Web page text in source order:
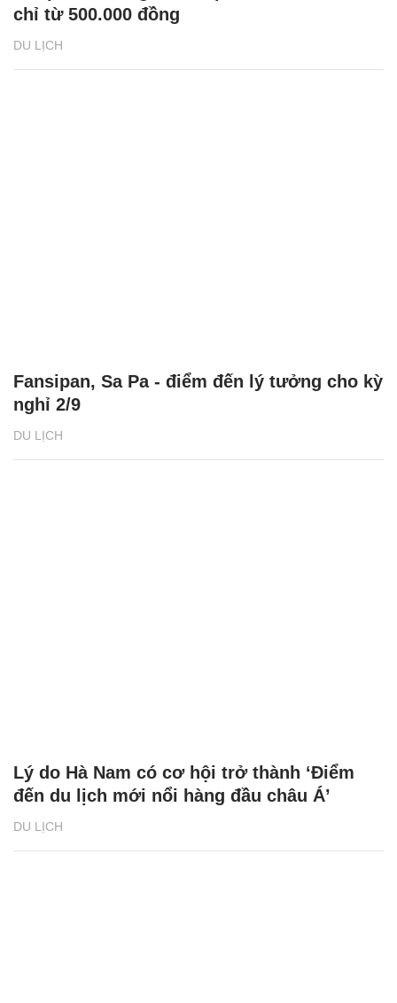
DU LỊCH
chỉ từ 500.000 đồng
DU LỊCH
Fansipan, Sa Pa - điểm đến lý tưởng cho kỳ
nghỉ 2/9
DU LỊCH
Lý do Hà Nam có cơ hội trở thành ‘Điểm
đến du lịch mới nổi hàng đầu châu Á’